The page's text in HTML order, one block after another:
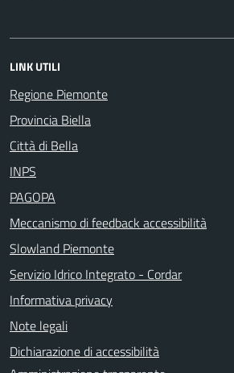
LINK UTILI
Regione Piemonte
Provincia Biella
Città di Bella
INPS
PAGOPA
Meccanismo di feedback accessibilità
Slowland Piemonte
Servizio Idrico Integrato - Cordar
Informativa privacy
Note legali
Dichiarazione di accessibilità